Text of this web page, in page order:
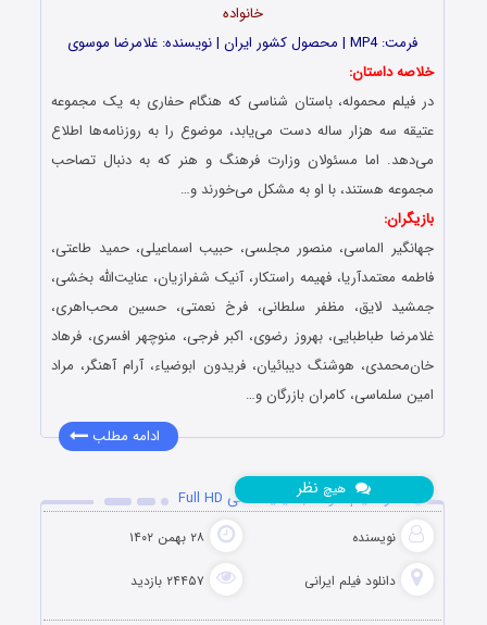
خانواده
فرمت: MP4 | محصول کشور ایران | نویسنده: غلامرضا موسوی
خلاصه داستان:
در فیلم محموله، باستان شناسی که هنگام حفاری به یک مجموعه
عتیقه سه هزار ساله دست می‌یابد، موضوع را به روزنامه‌ها اطلاع
می‌دهد. اما مسئولان وزارت فرهنگ و هنر که به دنبال تصاحب
مجموعه هستند، با او به مشکل می‌خورند و…
بازیگران:
جهانگیر الماسی، منصور مجلسی، حبیب اسماعیلی، حمید طاعتی،
فاطمه معتمدآریا، فهیمه راستکار، آنیک شفرازیان، عنایت‌الله بخشی،
جمشید لایق، مظفر سلطانی، فرخ نعمتی، حسین محب‌اهری،
غلامرضا طباطبایی، بهروز رضوی، اکبر فرجی، منوچهر افسری، فرهاد
خان‌محمدی، هوشنگ دیبائیان، فریدون ابوضیاء، آرام آهنگر، مراد
امین سلماسی، کامران بازرگان و…
ادامه مطلب
دانلود فیلم شوماه با کیفیت عالی Full HD
نویسنده ۲۸ بهمن ۱۴۰۲
دانلود فیلم‌ ایرانی ۲۴۴۵۷ بازدید
هیچ نظر